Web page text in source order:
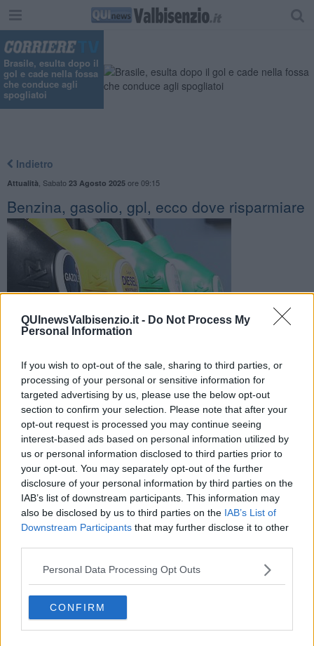
QUInewsValbisenzio.it - Do Not Process My
Personal Information
If you wish to opt-out of the sale, sharing to third parties, or
processing of your personal or sensitive information for
targeted advertising by us, please use the below opt-out
section to confirm your selection. Please note that after your
opt-out request is processed you may continue seeing
interest-based ads based on personal information utilized by
us or personal information disclosed to third parties prior to
your opt-out. You may separately opt-out of the further
disclosure of your personal information by third parties on the
IAB’s list of downstream participants. This information may
also be disclosed by us to third parties on the IAB’s List of
Downstream Participants that may further disclose it to other
Personal Data Processing Opt Outs
CONFIRM
Brasile, esulta dopo il
gol e cade nella fossa
che conduce agli
spogliatoi
Indietro
Attualità Sabato 23 Agosto 2025ore 09:15
Benzina, gasolio, gpl, ecco dove risparmiare
Ecco l'elenco dei prezzi del carburante in provincia di Prato.
Comune per comune gli impianti più economici dove fare
rifornimento.
PROVINCIA DI PRATO —Questi i prezzi dei carburantirilevati al
giorno 23 agosto 2025 dalMinistero dello sviluppo economico